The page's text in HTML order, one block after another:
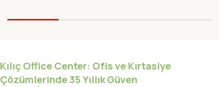
Kılıç Office Center: Ofis ve Kırtasiye
Çözümlerinde 35 Yıllık Güven